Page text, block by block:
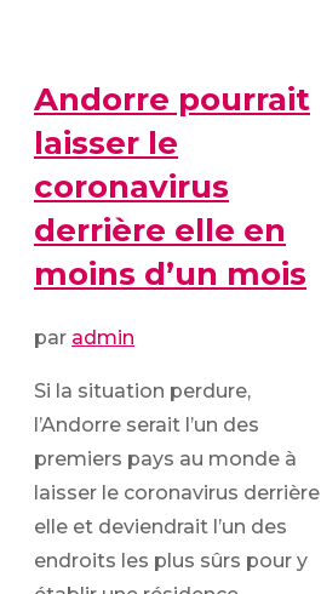
Andorre pourrait
laisser le
coronavirus
derrière elle en
moins d’un mois
par admin
Si la situation perdure,
l’Andorre serait l’un des
premiers pays au monde à
laisser le coronavirus derrière
elle et deviendrait l’un des
endroits les plus sûrs pour y